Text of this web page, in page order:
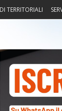
TERRITORIALI